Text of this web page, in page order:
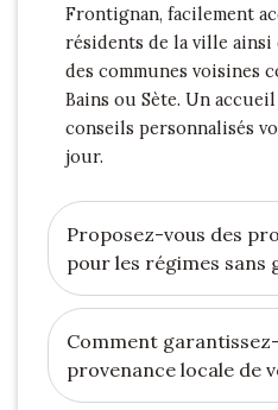
Frontignan, facilement
résidents de la ville
des communes voisines
Bains ou Sète. Un
conseils personnalisés
jour.
Proposez-vous des
pour les régimes sans
Comment
provenance locale de